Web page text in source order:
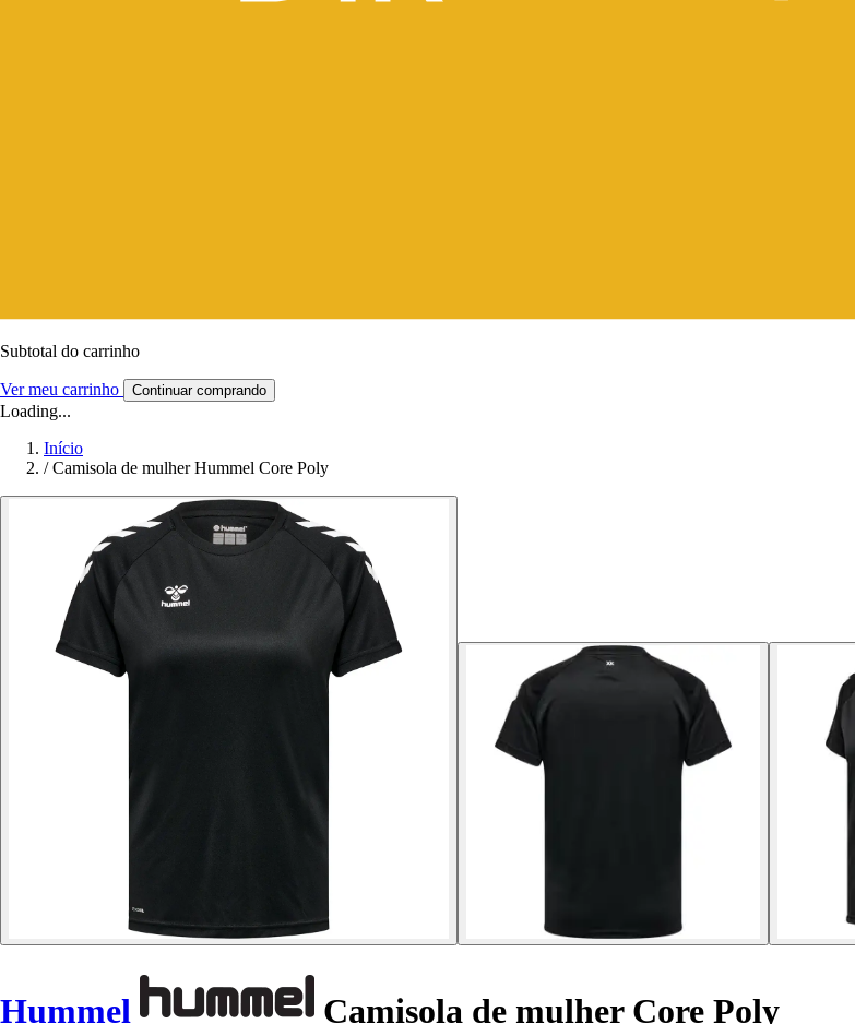
Subtotal do carrinho
Ver meu carrinho Continuar comprando
Loading...
Início
/ Camisola de mulher Hummel Core Poly
Hummel Camisola de mulher Core Poly